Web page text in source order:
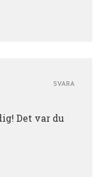
Det var du
SVARA